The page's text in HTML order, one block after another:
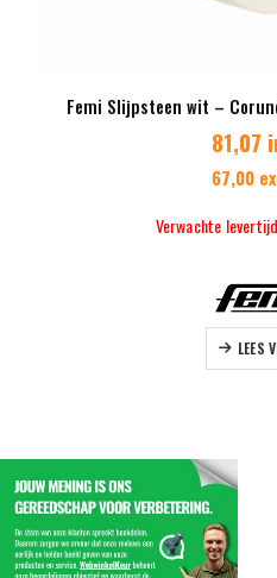
Femi Slijpsteen wit –
81,07
67,00
Verwachte
LEES